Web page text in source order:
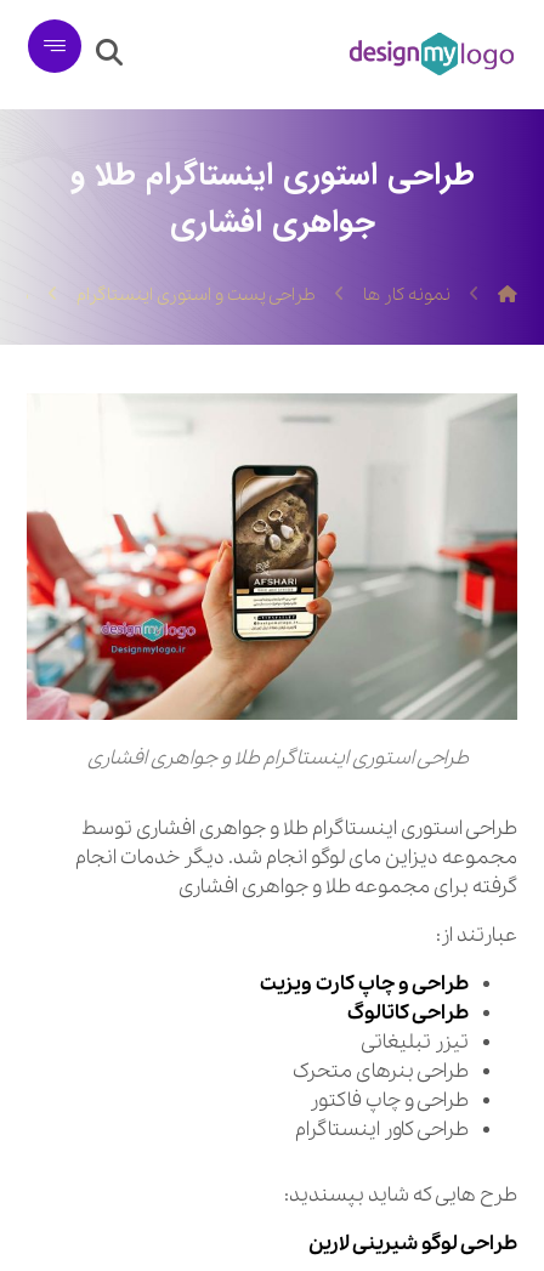
طراحی استوری اینستاگرام طلا و
جواهری افشاری
نمونه کار ها طراحی پست و استوری اینستاگرام
طراحی استوری اینستاگرام طلا و جواهری افشاری
طراحی استوری اینستاگرام طلا و جواهری افشاری توسط
مجموعه دیزاین مای لوگو انجام شد. دیگر خدمات انجام
گرفته برای مجموعه طلا و جواهری افشاری
عبارتند از:
طراحی و چاپ کارت ویزیت
طراحی کاتالوگ
تیزر تبلیغاتی
طراحی بنرهای متحرک
طراحی و چاپ فاکتور
طراحی کاور اینستاگرام
طرح هایی که شاید بپسندید:
طراحی لوگو شیرینی لارین